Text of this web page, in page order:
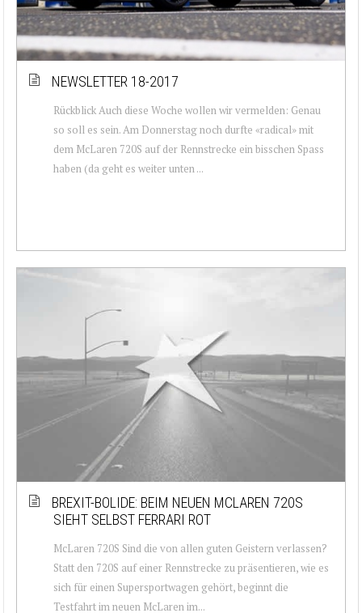
NEWSLETTER 18-2017
Rückblick Auch diese Woche wollen wir vermelden: Genau
so soll es sein. Am Donnerstag noch durfte «radical» mit
dem McLaren 720S auf der Rennstrecke ein bisschen Spass
haben (da geht es weiter unten ...
BREXIT-BOLIDE: BEIM NEUEN MCLAREN 720S
SIEHT SELBST FERRARI ROT
McLaren 720S Sind die von allen guten Geistern verlassen?
Statt den 720S auf einer Rennstrecke zu präsentieren, wie es
sich für einen Supersportwagen gehört, beginnt die
Testfahrt im neuen McLaren im...